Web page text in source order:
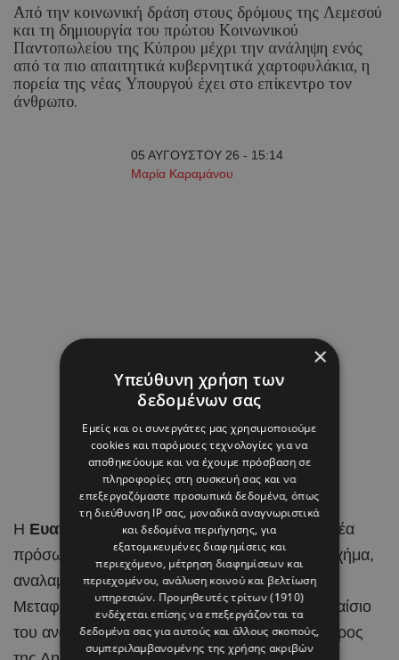
Από την κοινωνική δράση στους δρόμους της Λεμεσού
και τη δημιουργία του πρώτου Κοινωνικού
Παντοπωλείου της Κύπρου μέχρι την ανάληψη ενός
από τα πιο απαιτητικά κυβερνητικά χαρτοφυλάκια, η
πορεία της νέας Υπουργού έχει στο επίκεντρο τον
άνθρωπο.
05 ΑΥΓΟΥΣΤΟΥ 26 - 15:14
Μαρία Καραμάνου
Η Ευανθία – Εύη Τσολάκηείναι ένα από τα νέα
πρόσωπα που εισέρχονται στο κυβερνητικό σχήμα,
αναλαμβάνοντας την ηγεσία του Υπουργείου
Μεταφορών, Επικοινωνιών και Έργων στο πλαίσιο
του ανασχηματισμού που αποφάσισε ο Πρόεδρος
×
Υπεύθυνη χρήση των
δεδομένων σας
Εμείς και οι συνεργάτες μας χρησιμοποιούμε
cookies και παρόμοιες τεχνολογίες για να
αποθηκεύουμε και να έχουμε πρόσβαση σε
πληροφορίες στη συσκευή σας και να
επεξεργαζόμαστε προσωπικά δεδομένα, όπως
τη διεύθυνση IP σας, μοναδικά αναγνωριστικά
και δεδομένα περιήγησης, για
εξατομικευμένες διαφημίσεις και
περιεχόμενο, μέτρηση διαφημίσεων και
περιεχομένου, ανάλυση κοινού και βελτίωση
υπηρεσιών. Προμηθευτές τρίτων (1910)
ενδέχεται επίσης να επεξεργάζονται τα
δεδομένα σας για αυτούς και άλλους σκοπούς,
συμπεριλαμβανομένης της χρήσης ακριβών